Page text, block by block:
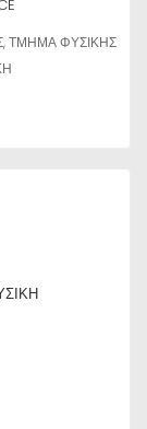
ΤΜΗΜΑ ΦΥΣΙΚΗΣ